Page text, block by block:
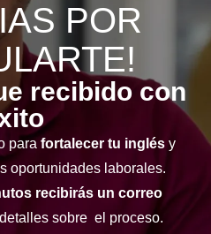
POR
recibido con
para fortalecer tu inglésy
oportunidades laborales.
recibirás un correo
sobre el proceso.